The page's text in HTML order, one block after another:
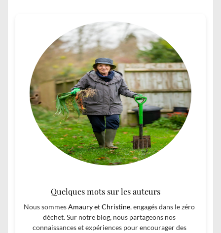
Quelques mots sur les auteurs
Nous sommesAmaury et Christine, engagés dans le zéro
déchet. Sur notre blog, nous partageons nos
connaissances et expériences pour encourager des